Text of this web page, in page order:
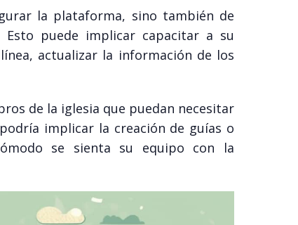
la plataforma, sino también de
puede implicar capacitar a su
actualizar la información de los
de la iglesia que puedan necesitar
implicar la creación de guías o
se sienta su equipo con la